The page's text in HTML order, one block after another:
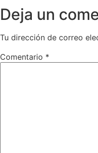
Deja un
Tu dirección de correo
Comentario *